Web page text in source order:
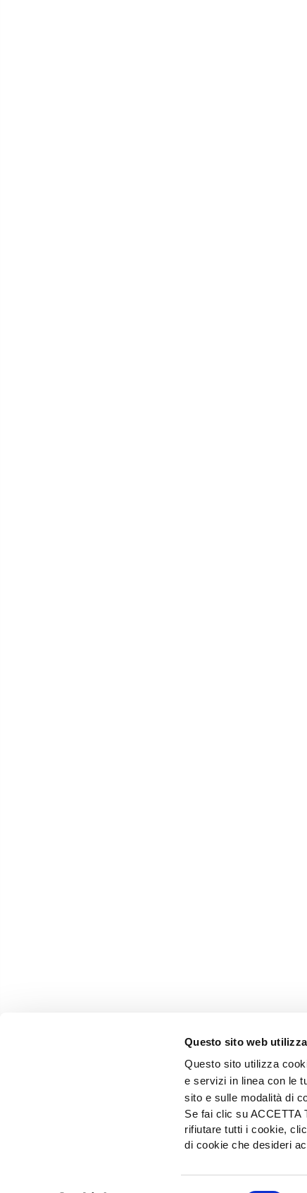
Questo sito web
Questo sito utilizza
e servizi in linea con le
sito e sulle modalità di
Se fai clic su ACCETTA
rifiutare tutti i cookie,
di cookie che desideri
EDIZIONI L'INFORMATORE AGRARIO Srl